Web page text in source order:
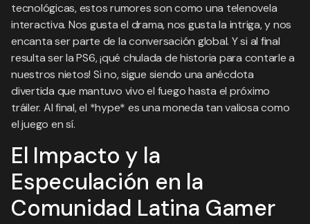
tecnológicas, estos rumores son como una telenovela
interactiva. Nos gusta el drama, nos gusta la intriga, y nos
encanta ser parte de la conversación global. Y si al final
resulta ser la PS6, ¡qué chulada de historia para contarle a
nuestros nietos! Si no, sigue siendo una anécdota
divertida que mantuvo vivo el fuego hasta el próximo
tráiler. Al final, el *hype* es una moneda tan valiosa como
el juego en sí.
El Impacto y la
Especulación en la
Comunidad Latina Gamer